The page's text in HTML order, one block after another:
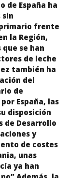
de España ha
sin
frente
la Región,
que se han
de leche
también ha
del
de
España, las
disposición
de Desarrollo
y
de costes
unas
ya han